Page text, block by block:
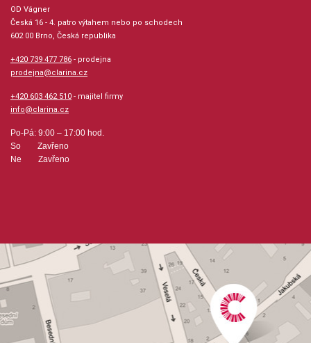
hudební úprava: tabulatura / akordy
Obsazení: solo
Odběr minimálně 1 kus
Výrobce: MEL BAY PUBLICATIONS
OD Vágner
Česká 16 - 4. patro výtahem nebo po schodech
602 00 Brno, Česká republika
+420 739 477 786 - prodejna
prodejna@clarina.cz
+420 603 462 510 - majitel firmy
info@clarina.cz
Po-Pá: 9:00 – 17:00 hod.
So Zavřeno
Ne Zavřeno